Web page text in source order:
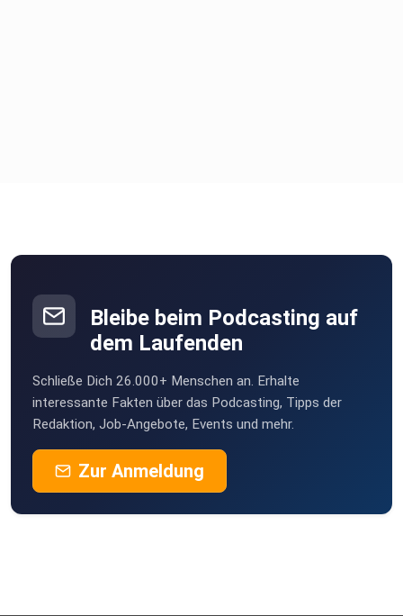
Bleibe beim Podcasting auf
dem Laufenden
Schließe Dich 26.000+ Menschen an. Erhalte
interessante Fakten über das Podcasting, Tipps der
Redaktion, Job-Angebote, Events und mehr.
Zur Anmeldung